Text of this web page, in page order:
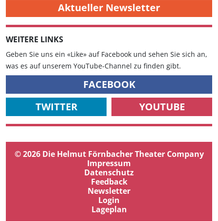
Aktueller Newsletter
WEITERE LINKS
Geben Sie uns ein «Like» auf Facebook und sehen Sie sich an,
was es auf unserem YouTube-Channel zu finden gibt.
FACEBOOK
TWITTER
YOUTUBE
© 2026 Die Helmut Förnbacher Theater Company
Impressum
Datenschutz
Feedback
Newsletter
Login
Lageplan